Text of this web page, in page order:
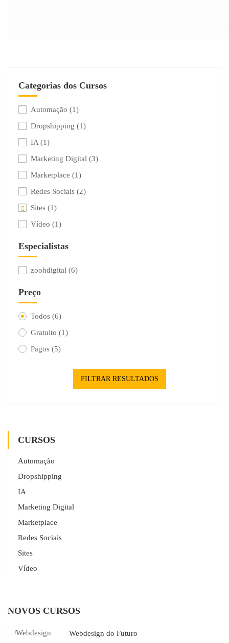
Categorias dos Cursos
Automação (1)
Dropshipping (1)
IA (1)
Marketing Digital (3)
Marketplace (1)
Redes Sociais (2)
Sites (1)
Vídeo (1)
Especialistas
zoohdigital (6)
Preço
Todos (6)
Gratuito (1)
Pagos (5)
FILTRAR RESULTADOS
CURSOS
Automação
Dropshipping
IA
Marketing Digital
Marketplace
Redes Sociais
Sites
Vídeo
NOVOS CURSOS
Webdesign do Futuro